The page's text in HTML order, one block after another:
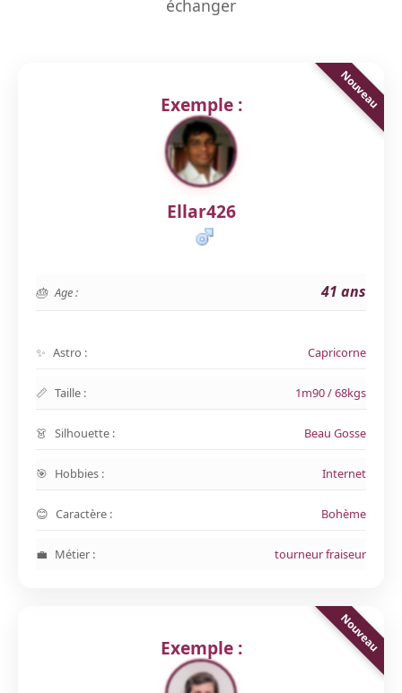
échanger
Exemple :
Ellar426
Age : 41 ans
Astro : Capricorne
Taille : 1m90 / 68kgs
Silhouette : Beau Gosse
Hobbies : Internet
Caractère : Bohème
Métier : tourneur fraiseur
Exemple :